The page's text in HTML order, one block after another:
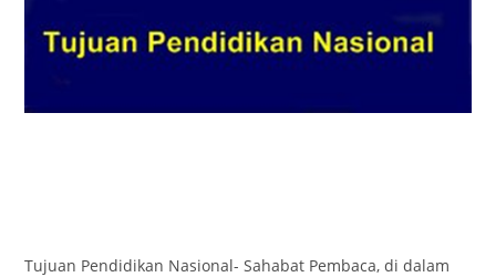
Tujuan Pendidikan Nasional- Sahabat Pembaca, di dalam